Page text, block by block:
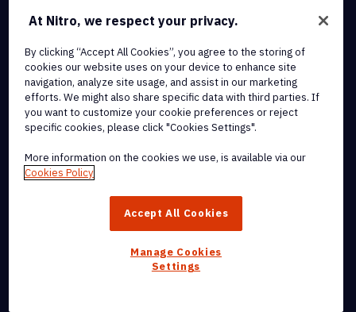
Nutzungsbedingungen
Cookie-Richtlinie
Copyright-Richtlinie
Alle Bedingungen und Richtlinien
Marken von Nitro Software, Inc. oder seinen verbundenen
At Nitro, we respect your privacy.
By clicking “Accept All Cookies”, you agree to the storing of
cookies our website uses on your device to enhance site
navigation, analyze site usage, and assist in our marketing
efforts. We might also share specific data with third parties. If
you want to customize your cookie preferences or reject
specific cookies, please click "Cookies Settings".
More information on the cookies we use, is available via our
Cookies Policy
Accept All Cookies
Manage Cookies
Settings